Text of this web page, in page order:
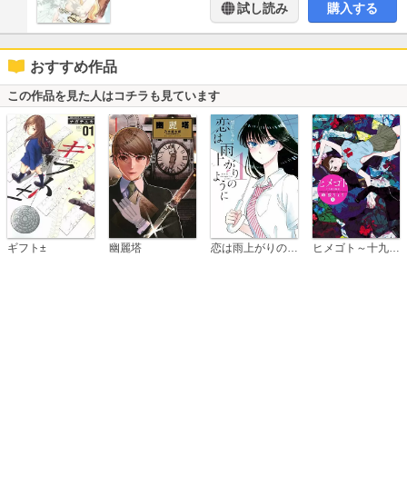
試し読み 購入する
おすすめ作品
この作品を見た人はコチラも見ています
ギフト± 幽麗塔 恋は雨上がりのように ヒメゴト～十九歳の制服～